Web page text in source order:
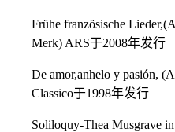
Frühe französische
Merk) ARS于2008年发行
De amor,anhelo y pasión,
Classico于1998年发行
Soliloquy-Thea Musgrave